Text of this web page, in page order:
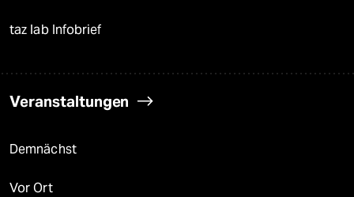
taz lab Infobrief
Veranstaltungen
Demnächst
Vor Ort